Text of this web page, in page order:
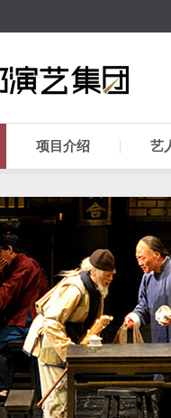
项目介绍 艺